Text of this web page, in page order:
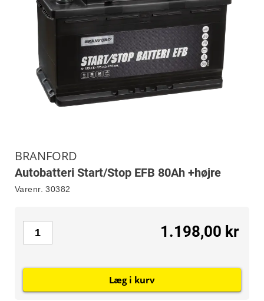
BRANFORD
Autobatteri Start/Stop EFB 80Ah +højre
Varenr. 30382
1.198,00 kr
Læg i kurv